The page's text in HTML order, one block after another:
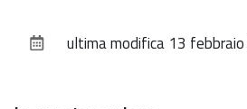
documentoultima modifica 13